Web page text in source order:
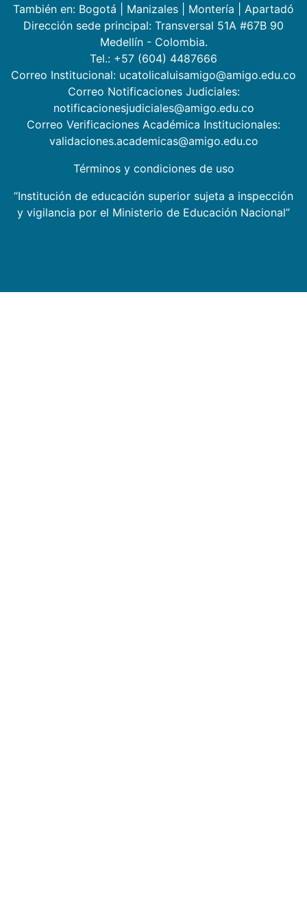
También en: Bogotá Manizales Montería
Apartadó
Dirección sede principal: Transversal 51A #67B 90
Medellín - Colombia.
Tel.: +57 (604) 4487666
Correo Institucional: ucatolicaluisamigo@amigo.edu.co
Correo Notificaciones Judiciales:
notificacionesjudiciales@amigo.edu.co
Correo Verificaciones Académica Institucionales:
validaciones.academicas@amigo.edu.co
Términos y condiciones de uso
“Institución de educación superior sujeta a inspección
y vigilancia por el Ministerio de Educación Nacional”